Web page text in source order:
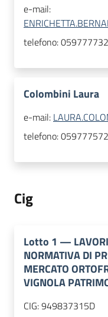
e-mail:
telefono:059777732
Colombini Laura
e-mail:
telefono:059777572
Cig
Lotto 1 —
NORMATIVA DI
MERCATO
VIGNOLA
CIG:949837315D